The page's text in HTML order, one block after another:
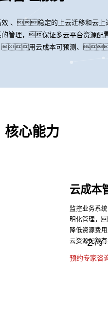
效 、稳定的上云迁移和
，保证多云平台资源配
，用云成本可预测、
核心能力
2/3
云成本
监控业务系
明化管理
降低资源费
云资源配额
预约专家咨